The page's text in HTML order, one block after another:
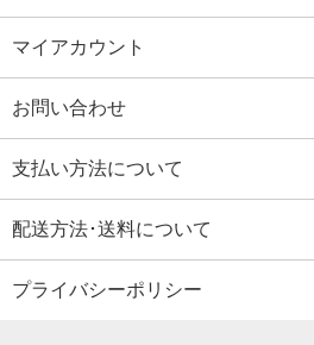
マイアカウント
お問い合わせ
支払い方法について
配送方法･送料について
プライバシーポリシー